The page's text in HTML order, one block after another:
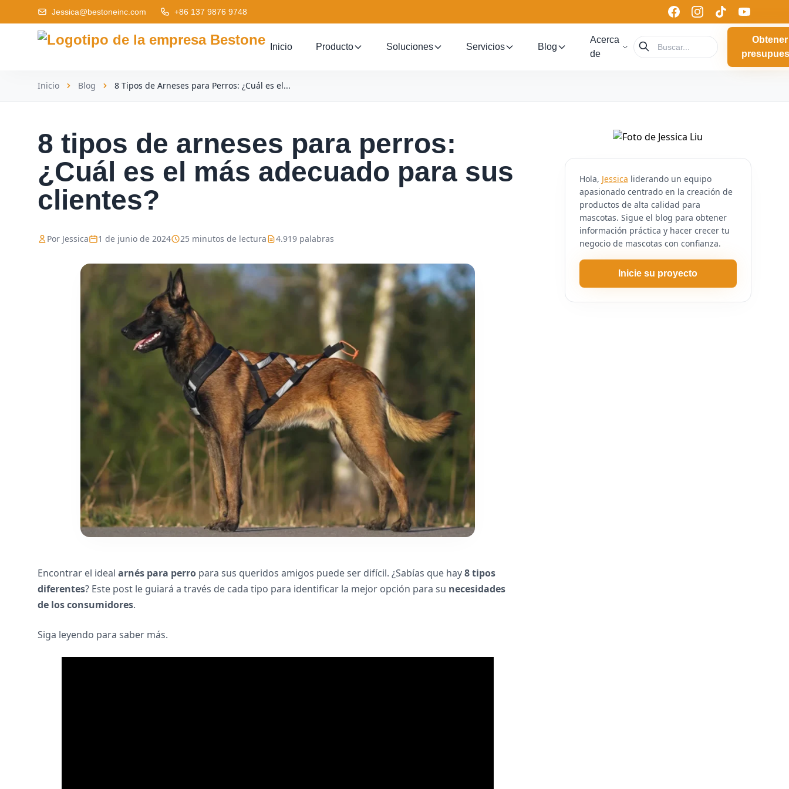
Jessica@bestoneinc.com +86 137 9876 9748
Inicio Producto Soluciones Servicios Blog
Acerca
de
Obtener
Inicio Blog 8 Tipos de Arneses para Perros: ¿Cuál es el...
8 tipos de arneses para perros:
¿Cuál es el más adecuado para sus
clientes?
Por Jessica 1 de junio de 2024 25 minutos de lectura 4.919 palabras
Encontrar el ideal arnés para perro para sus queridos amigos puede ser difícil. ¿Sabías que hay8 tipos
diferentes? Este post le guiará a través de cada tipo para identificar la mejor opción para su necesidades
de los consumidores.
Siga leyendo para saber más.
Hola, Jessica liderando un equipo
apasionado centrado en la creación de
productos de alta calidad para
mascotas. Sigue el blog para obtener
información práctica y hacer crecer tu
negocio de mascotas con confianza.
Inicie su proyecto